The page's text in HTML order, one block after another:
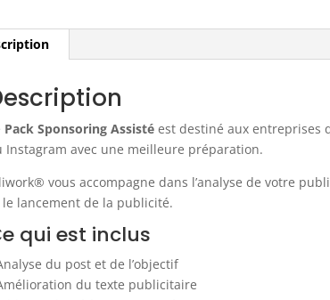
Pack Sponsoring Assisté est destiné aux entreprises
Instagram avec une meilleure préparation.
vous accompagne dans l’analyse de votre
le lancement de la publicité.
qui est inclus
du post et de l’objectif
du texte publicitaire